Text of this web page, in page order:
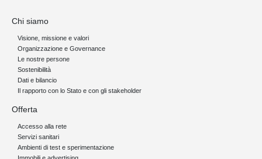
Chi siamo
Visione, missione e valori
Organizzazione e Governance
Le nostre persone
Sostenibilità
Dati e bilancio
Il rapporto con lo Stato e con gli stakeholder
Offerta
Accesso alla rete
Servizi sanitari
Ambienti di test e sperimentazione